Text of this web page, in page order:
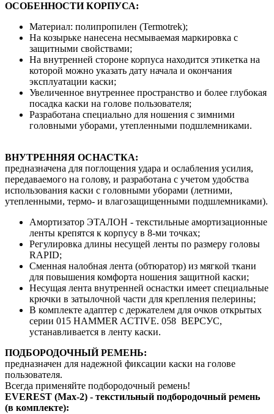
ОСОБЕННОСТИ КОРПУСА:
Материал: полипропилен (Termotrek);
На козырьке нанесена несмываемая маркировка с
защитными свойствами;
На внутренней стороне корпуса находится этикетка на
которой можно указать дату начала и окончания
эксплуатации каски;
Увеличенное внутреннее пространство и более глубокая
посадка каски на голове пользователя;
Разработана специально для ношения с зимними
головными уборами, утепленными подшлемниками.
ВНУТРЕННЯЯ ОСНАСТКА:
предназначена для поглощения удара и ослабления усилия,
передаваемого на голову, и разработана с учетом удобства
использования каски с головными уборами (летними,
утепленными, термо- и влагозащищенными подшлемниками).
Амортизатор ЭТАЛОН - текстильные амортизационные
ленты крепятся к корпусу в 8-ми точках;
Регулировка длины несущей ленты по размеру головы
RAPID;
Сменная налобная лента (обтюратор) из мягкой ткани
для повышения комфорта ношения защитной каски;
Несущая лента внутренней оснастки имеет специальные
крючки в затылочной части для крепления пелерины;
В комплекте адаптер с держателем для очков открытых
серии 015 HAMMER ACTIVE. 058 ВЕРСУС,
устанавливается в ленту каски.
ПОДБОРОДОЧНЫЙ РЕМЕНЬ:
предназначен для надежной фиксации каски на голове
пользователя.
Всегда применяйте подбородочный ремень!
EVEREST (Max-2) - текстильный подбородочный ремень
(в комплекте):